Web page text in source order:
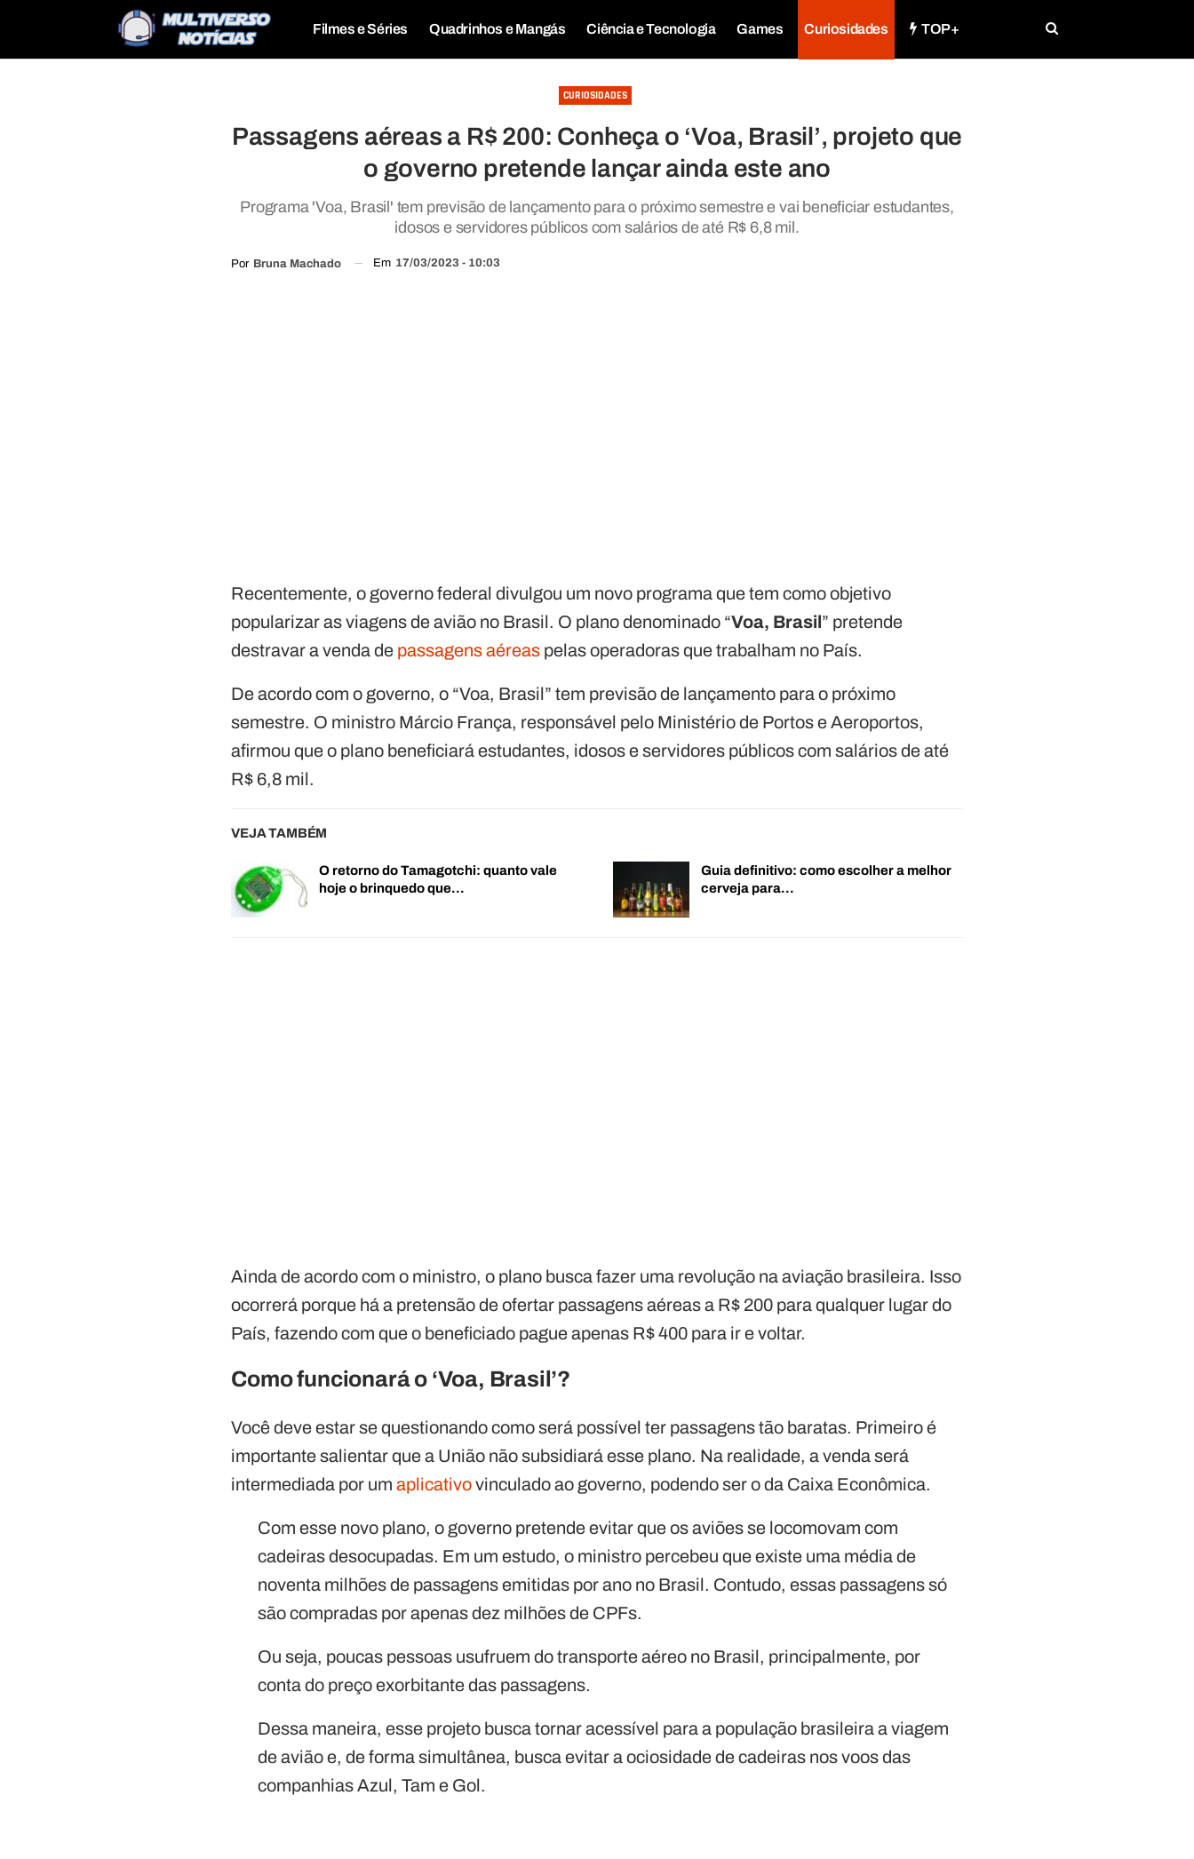
Filmes e Séries Quadrinhos e Mangás Ciência e Tecnologia Games Curiosidades TOP+
CURIOSIDADES
Passagens aéreas a R$ 200: Conheça o ‘Voa, Brasil’, projeto que
o governo pretende lançar ainda este ano
Programa 'Voa, Brasil' tem previsão de lançamento para o próximo semestre e vai beneficiar estudantes,
idosos e servidores públicos com salários de até R$ 6,8 mil.
Por Bruna Machado Em 17/03/2023 - 10:03
Recentemente, o governo federal divulgou um novo programa que tem como objetivo
popularizar as viagens de avião no Brasil. O plano denominado “Voa, Brasil” pretende
destravar a venda de passagens aéreas pelas operadoras que trabalham no País.
De acordo com o governo, o “Voa, Brasil” tem previsão de lançamento para o próximo
semestre. O ministro Márcio França, responsável pelo Ministério de Portos e Aeroportos,
afirmou que o plano beneficiará estudantes, idosos e servidores públicos com salários de até
R$ 6,8 mil.
VEJA TAMBÉM
O retorno do Tamagotchi: quanto vale
hoje o brinquedo que…
Guia definitivo: como escolher a melhor
cerveja para…
Ainda de acordo com o ministro, o plano busca fazer uma revolução na aviação brasileira. Isso
ocorrerá porque há a pretensão de ofertar passagens aéreas a R$ 200 para qualquer lugar do
País, fazendo com que o beneficiado pague apenas R$ 400 para ir e voltar.
Como funcionará o ‘Voa, Brasil’?
Você deve estar se questionando como será possível ter passagens tão baratas. Primeiro é
importante salientar que a União não subsidiará esse plano. Na realidade, a venda será
intermediada por umaplicativovinculado ao governo, podendo ser o da Caixa Econômica.
Com esse novo plano, o governo pretende evitar que os aviões se locomovam com
cadeiras desocupadas. Em um estudo, o ministro percebeu que existe uma média de
noventa milhões de passagens emitidas por ano no Brasil. Contudo, essas passagens só
são compradas por apenas dez milhões de CPFs.
Ou seja, poucas pessoas usufruem do transporte aéreo no Brasil, principalmente, por
conta do preço exorbitante das passagens.
Dessa maneira, esse projeto busca tornar acessível para a população brasileira a viagem
de avião e, de forma simultânea, busca evitar a ociosidade de cadeiras nos voos das
companhias Azul, Tam e Gol.